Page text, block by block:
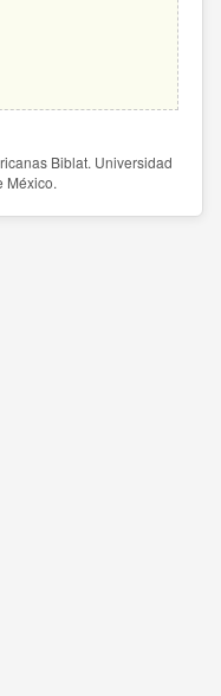
Biblat. Universidad
México.